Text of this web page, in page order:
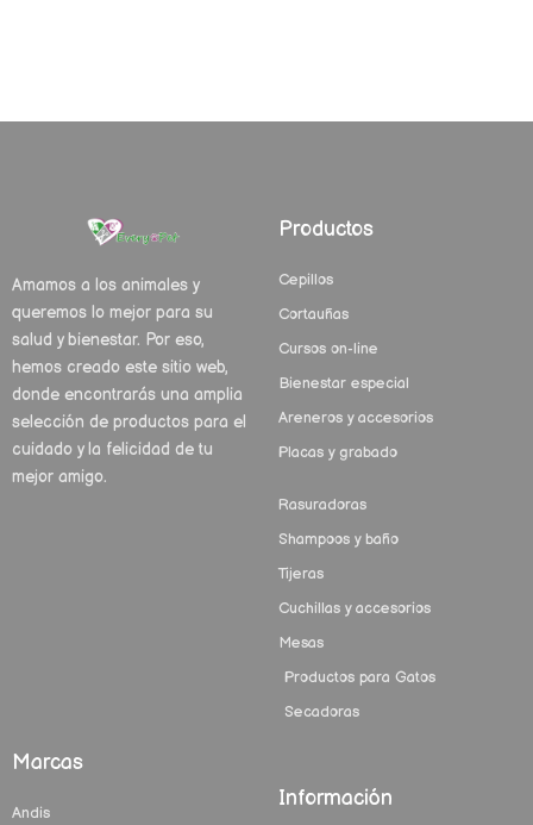
Amamos a los animales y
queremos lo mejor para su
salud y bienestar. Por eso,
hemos creado este sitio web,
donde encontrarás una amplia
selección de productos para el
cuidado y la felicidad de tu
mejor amigo.
Productos
Cepillos
Cortauñas
Cursos on-line
Bienestar especial
Areneros y accesorios
Placas y grabado
Rasuradoras
Shampoos y baño
Tijeras
Cuchillas y accesorios
Mesas
Productos para Gatos
Secadoras
Marcas
Andis
Información